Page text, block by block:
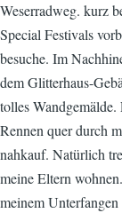
Weserradweg. kurz
Special Festivals
besuche. Im
dem Glitterhaus-
tolles Wandgemälde.
Rennen quer durch
nahkauf. Natürlich
meine Eltern
meinem Unterfangen